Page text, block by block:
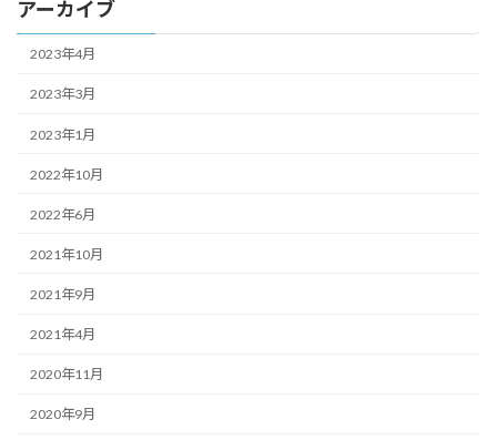
アーカイブ
2023年4月
2023年3月
2023年1月
2022年10月
2022年6月
2021年10月
2021年9月
2021年4月
2020年11月
2020年9月